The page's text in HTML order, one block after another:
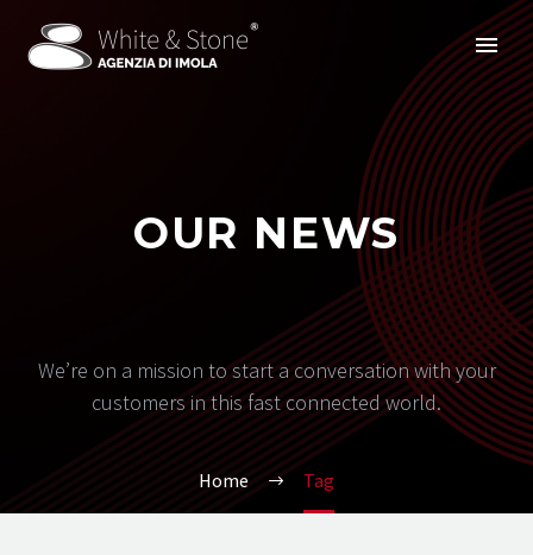
OUR NEWS
We’re on a mission to start a conversation with your
customers in this fast connected world.
Home Tag